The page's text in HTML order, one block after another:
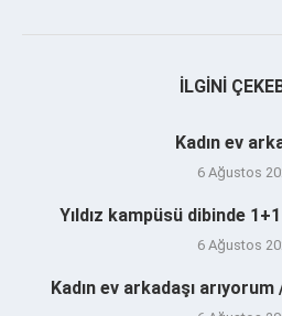
İLGINI
Kadın ev
6 Ağustos
Yıldız kampüsü dibinde
6 Ağustos
Kadın ev arkadaşı